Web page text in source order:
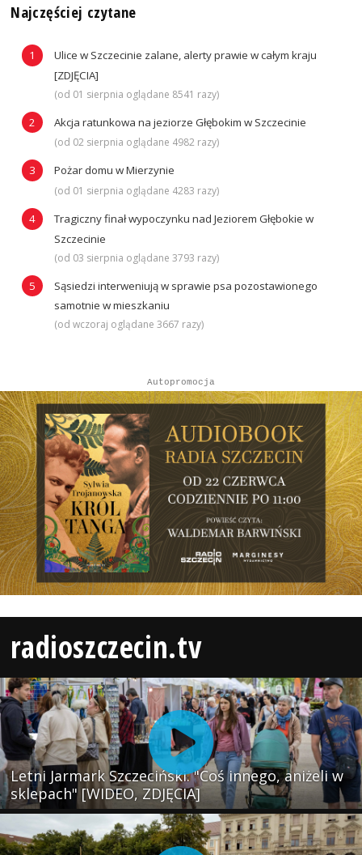
Najczęściej czytane
Ulice w Szczecinie zalane, alerty prawie w całym kraju
[ZDJĘCIA]
(od 01 sierpnia oglądane 8541 razy)
Akcja ratunkowa na jeziorze Głębokim w Szczecinie
(od 02 sierpnia oglądane 4982 razy)
Pożar domu w Mierzynie
(od 01 sierpnia oglądane 4283 razy)
Tragiczny finał wypoczynku nad Jeziorem Głębokie w
Szczecinie
(od 03 sierpnia oglądane 3793 razy)
Sąsiedzi interweniują w sprawie psa pozostawionego
samotnie w mieszkaniu
(od wczoraj oglądane 3667 razy)
Autopromocja
radioszczecin.tv
Letni Jarmark Szczeciński. "Coś innego, aniżeli w
sklepach" [WIDEO, ZDJĘCIA]